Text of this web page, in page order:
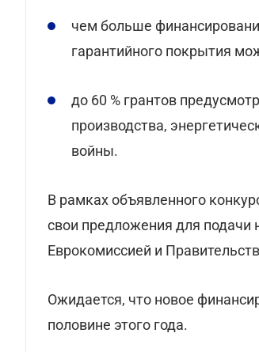
чем больше
гарантийного покрытия
до 60 % грантов
производства,
войны.
В рамках объявленного
свои предложения для подачи
Еврокомиссией и
Ожидается, что новое
половине этого года.